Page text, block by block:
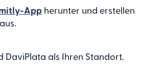
App herunter und erstellen
DaviPlata als Ihren Standort.